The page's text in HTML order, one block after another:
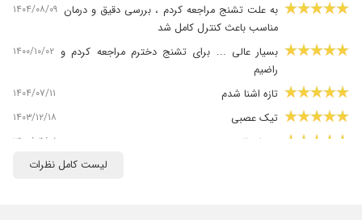
به علت تشنج مراجعه کردم ، بررسی دقیق و درمان
مناسب باعث کنترل کامل شد
۱۴۰۴/۰۸/۰۹
بسیار عالی ... برای تشنج دخترم مراجعه کردم و
راضیم
۱۴۰۰/۱۰/۰۲
تازه اشنا شدم ۱۴۰۴/۰۷/۱۱
تیک عصبی ۱۴۰۳/۱۲/۱۸
بسیار عالی ۱۴۰۰/۰۴/۰۵
۱۴۰۳/۱۲/۰۷
لیست کامل نظرات